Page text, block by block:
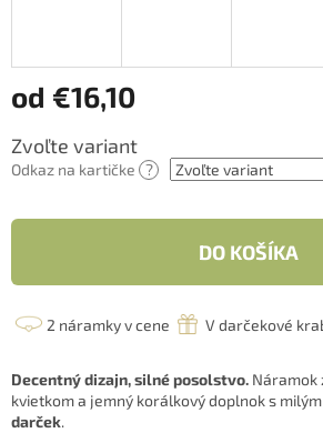
od €16,10
Jednotková
cena:
Zvoľte variant
Odkaz na kartičke ?
DO KOŠÍKA
2 náramky v cene V darčekové
Decentný dizajn, silné posolstvo. Náramok
kvietkom a jemný korálkový doplnok s
darček.